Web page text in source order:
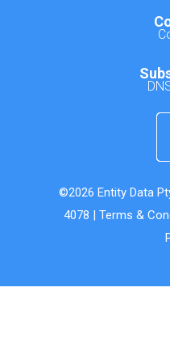
©2026 Entity Data
4078 | Terms &